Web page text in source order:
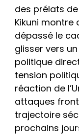
des prélats
Kikuni
dépassé le
glisser vers
politique
tension
réaction de
attaques
trajectoire
prochains